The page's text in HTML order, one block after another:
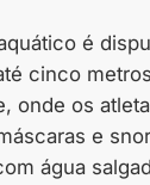
é
cinco
onde os
e
água